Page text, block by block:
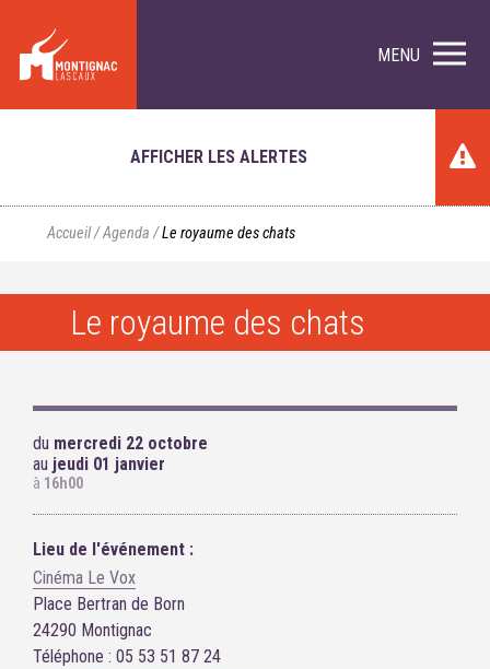
MENU
AFFICHER LES ALERTES
Accueil/Agenda /Le royaume des chats
Le royaume des chats
du mercredi 22 octobre
au jeudi 01 janvier
à 16h00
Lieu de l'événement :
Cinéma Le Vox
Place Bertran de Born
24290 Montignac
Téléphone : 05 53 51 87 24